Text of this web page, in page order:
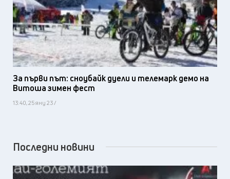
За първи път: сноубайк дуели и телемарк демо на
Витоша зимен фест
13:40, 25 яну 23 /
Последни новини